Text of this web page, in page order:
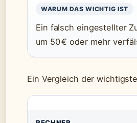
WARUM DAS WICHTIG IST
Ein falsch eingestellter
um 50 € oder mehr
Ein Vergleich der